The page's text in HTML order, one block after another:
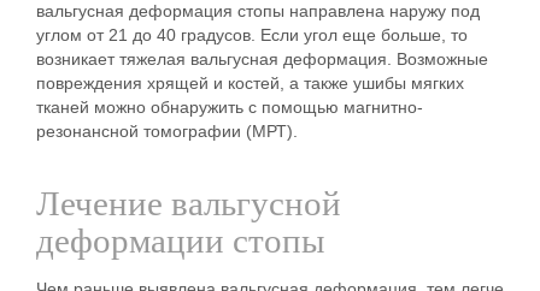
вальгусная деформация стопы направлена наружу под
углом от 21 до 40 градусов. Если угол еще больше, то
возникает тяжелая вальгусная деформация. Возможные
повреждения хрящей и костей, а также ушибы мягких
тканей можно обнаружить с помощью магнитно-
резонансной томографии (МРТ).
Лечение вальгусной
деформации стопы